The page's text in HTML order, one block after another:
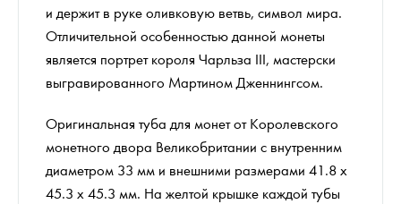
и держит в руке оливковую ветвь, символ мира.
Отличительной особенностью данной монеты
является портрет короля Чарльза III, мастерски
выгравированного Мартином Дженнингсом.
Оригинальная туба для монет от Королевского
монетного двора Великобритании с внутренним
диаметром 33 мм и внешними размерами 41.8 x
45.3 x 45.3 мм. На желтой крышке каждой тубы